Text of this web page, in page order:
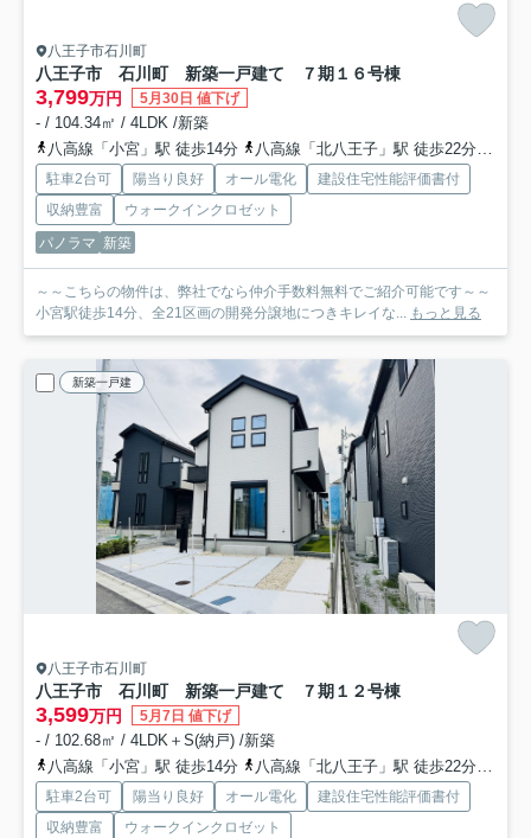
八王子市石川町
八王子市 石川町 新築一戸建て ７期 １６号棟
3,799万円 5月30日 値下げ
- / 104.34㎡ / 4LDK /新築
八高線「小宮」駅 徒歩14分
八高線「北八王子」駅 徒歩22分
駐車2台可 陽当り良好 オール電化
建設住宅性能評価書付
収納豊富
ウォークインクロゼット
パノラマ 新築
～～こちらの物件は、弊社でなら仲介手数料無料でご紹介可能です～～
小宮駅徒歩14分、全21区画の開発分譲地につきキレイな... もっと見る
新築一戸建
八王子市石川町
八王子市 石川町 新築一戸建て ７期 １２号棟
3,599万円 5月7日 値下げ
- / 102.68㎡ / 4LDK＋S(納戸) /新築
八高線「小宮」駅 徒歩14分
八高線「北八王子」駅 徒歩22分
駐車2台可 陽当り良好 オール電化
建設住宅性能評価書付
収納豊富
ウォークインクロゼット